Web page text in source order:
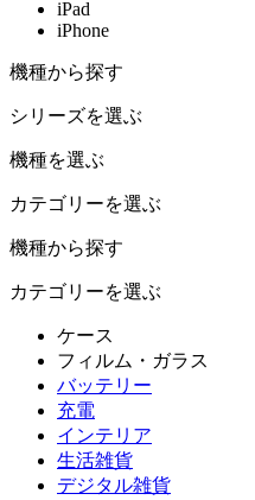
iPad
iPhone
機種から探す
シリーズを選ぶ
機種を選ぶ
カテゴリーを選ぶ
機種から探す
カテゴリーを選ぶ
ケース
フィルム・ガラス
バッテリー
充電
インテリア
生活雑貨
デジタル雑貨